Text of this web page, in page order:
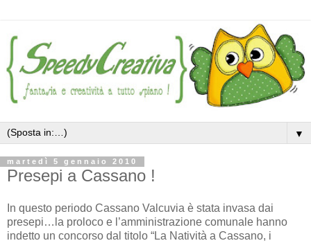
▼
martedì 5 gennaio 2010
Presepi a Cassano !
In questo periodo Cassano Valcuvia è stata invasa dai
presepi…la proloco e l’amministrazione comunale hanno
indetto un concorso dal titolo “La Natività a Cassano, i